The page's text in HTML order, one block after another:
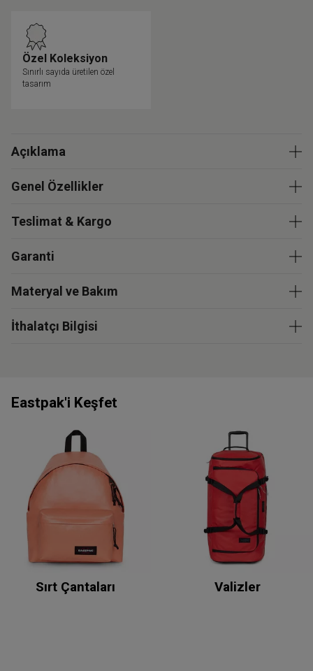
Özel Koleksiyon
Sınırlı sayıda üretilen özel
tasarım
Açıklama
Genel Özellikler
Teslimat & Kargo
Garanti
Materyal ve Bakım
İthalatçı Bilgisi
Eastpak'i Keşfet
Sırt Çantaları Valizler